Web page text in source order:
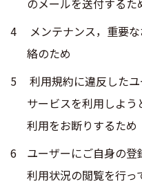
のメールを送付するた
メンテナンス，重要
絡のため
利用規約に違反した
サービスを利用しよ
利用をお断りするため
ユーザーにご自身の
利用状況の閲覧を行っ